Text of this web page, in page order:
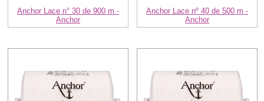
Anchor Lace n° 30 de 900 m -
Anchor
Anchor Lace nº 40 de 500 m -
Anchor